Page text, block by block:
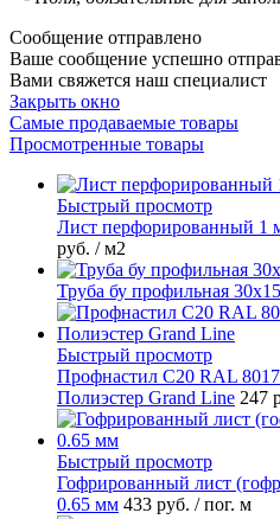
Сообщение отправлено
Ваше сообщение успешно
Вами свяжется наш специалист
Закрыть окно
Самые продаваемые товары
Просмотренные товары
Быстрый просмотр
Лист перфорированный 1
руб. / м2
Труба бу профильная
Быстрый просмотр
Профнастил С20 RAL
Полиэстер Grand Line 247
Быстрый просмотр
Гофрированный лист
0.65 мм 433 руб. / пог. м